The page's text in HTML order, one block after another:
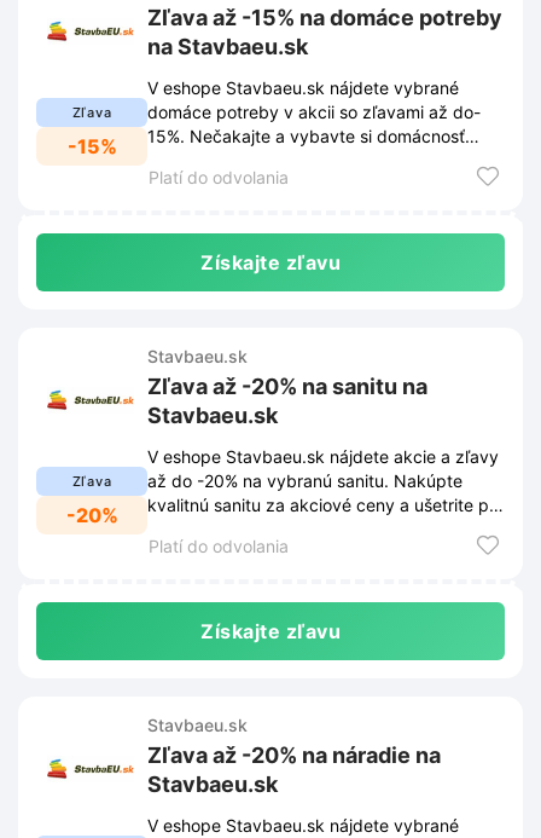
Zľava
-15%
Zľava až -15% na domáce potreby
na Stavbaeu.sk
V eshope Stavbaeu.sk nájdete vybrané
domáce potreby v akcii so zľavami až do-
15%. Nečakajte a vybavte si domácnosť
Platí do odvolania
Získajte zľavu
Zľava
-20%
Stavbaeu.sk
Zľava až -20% na sanitu na
Stavbaeu.sk
V eshope Stavbaeu.sk nájdete akcie a zľavy
až do -20% na vybranú sanitu. Nakúpte
kvalitnú sanitu za akciové ceny a ušetrite pri
Platí do odvolania
Získajte zľavu
Stavbaeu.sk
Zľava až -20% na náradie na
Stavbaeu.sk
V eshope Stavbaeu.sk nájdete vybrané